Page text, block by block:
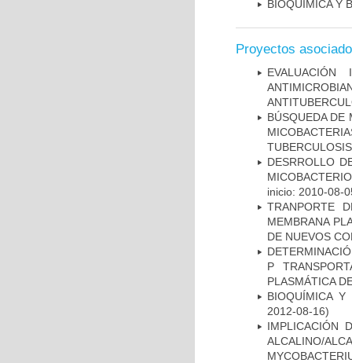
BIOQUÍMICA Y
Proyectos
BÚSQUEDA DE
DESRROLLO
inicio: 2010-08-
TRANPORTE
MEMBRANA
DE NUEVOS
P
PLASMÁTICA
BIOQUÍMICA Y
2012-08-16)
IMPLICACIÓN
ALCALINO/